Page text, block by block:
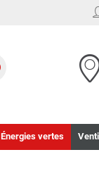
Énergies vertes